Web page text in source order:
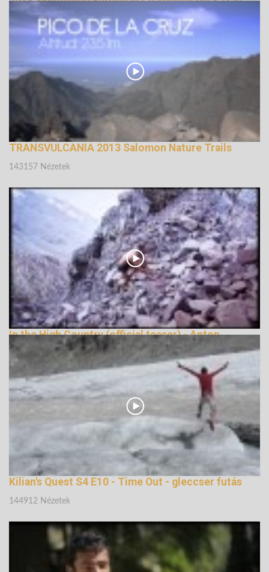
Running
144999 Nézetek
TRANSVULCANIA 2013 Salomon Nature Trails
143157 Nézetek
In the High Country (official teaser) - Anton
Krupicka
148165 Nézetek
Kilian's Quest S4 E10 - Time Out - gleccser futás
144912 Nézetek